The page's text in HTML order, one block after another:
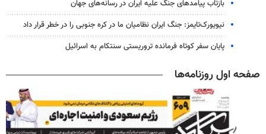
بازتاب پیامدهای جنگ علیه ایران در رسانه‌های جهان
نیویورک‌تایمز: جنگ ایران نظامیان ما در کره جنوبی را در خطر قرار داد
پایان سفر کوتاه فرمانده تروریستی سنتکام به اسرائیل
صفحه اول روزنامه‌ها